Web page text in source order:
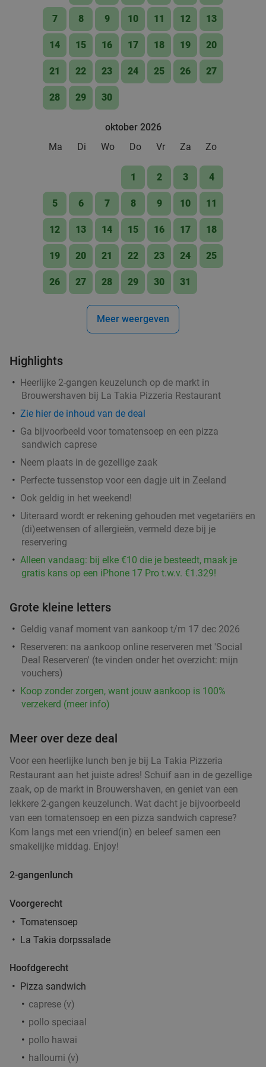
Verkocht: 4.884 Regulier €33
€19
57%
All-You-Can-Eat pannenkoeken (1,5u) bij
Pannenkoekenrestaurant Spek Mie Stroop
Vandaag
Wo Do
Pannenkoekenrestaurant Spek Mie Stroop
's-Heerenhoek 10 min.
Regulier €23
€9
41%
Lunchgerechten met cocktail naar keuze bij
STREETFOODBAR Foodstube Kamperland
Vandaag
Wo Do Vr
Za
STREETFOODBAR Foodstube Kamperland
Regulier
40%
Lunch voor 2 bij Fletcher Hotels
Kamperland
15 min.
Verkocht: 4.884
€19,90
Boerenfriet of snackmenu bij Beleefboerderij
De Stelle
Vr
Ouwerkerk
4- of 5-gangendiner van de chef bij
Restaurantje Nummer 7
Restaurantje Nummer 7
Middelburg 16 min.
Verkocht: 387 Regulier €66
€44
67%
Onbeperkt pannenkoeken eten (1,5 uur) bij 't
Zeeuwse Flensje in hartje Zierikzee
Zierikzee
Verkocht: 237
3-gangendiner met vrije keuze van de kaart bij
Restaurant OASSIS
Restaurant OASSIS
7 8 9 10 11 12 13
14 15 16 17 18 19 20
21 22 23 24 25 26 27
28 29 30
oktober 2026
Ma
Di Wo Do Vr Za Zo
1 2 3 4
5 6 7 8 9 10 11
12 13 14 15 16 17 18
19 20 21 22 23 24 25
26 27 28 29 30 31
Meer weergeven
Highlights
Heerlijke 2-gangen keuzelunch op de markt in
Brouwershaven bij La Takia Pizzeria Restaurant
Zie hier de inhoud van de deal
Ga bijvoorbeeld voor tomatensoep en een pizza
sandwich caprese
Neem plaats in de gezellige zaak
Perfecte tussenstop voor een dagje uit in Zeeland
Ook geldig in het weekend!
Uiteraard wordt er rekening gehouden met vegetariërs en
(di)eetwensen of allergieën, vermeld deze bij je
reservering
Alleen vandaag: bij elke €10 die je besteedt, maak je
gratis kans op een iPhone 17 Pro t.w.v. €1.329!
Grote kleine letters
Geldig vanaf moment van aankoop t/m 17 dec 2026
Reserveren: na aankoop online reserveren met 'Social
Deal Reserveren' (te vinden onder het overzicht: mijn
vouchers)
Koop zonder zorgen, want jouw aankoop is 100%
verzekerd (meer info)
Meer over deze deal
Voor een heerlijke lunch ben je bij La Takia Pizzeria
Restaurant aan het juiste adres! Schuif aan in de gezellige
zaak, op de markt in Brouwershaven, en geniet van een
lekkere 2-gangen keuzelunch. Wat dacht je bijvoorbeeld
van een tomatensoep en een pizza sandwich caprese?
Kom langs met een vriend(in) en beleef samen een
smakelijke middag. Enjoy!
2-gangenlunch
Voorgerecht
Tomatensoep
La Takia dorpssalade
Hoofdgerecht
Pizza sandwich
caprese (v)
pollo speciaal
pollo hawai
halloumi (v)